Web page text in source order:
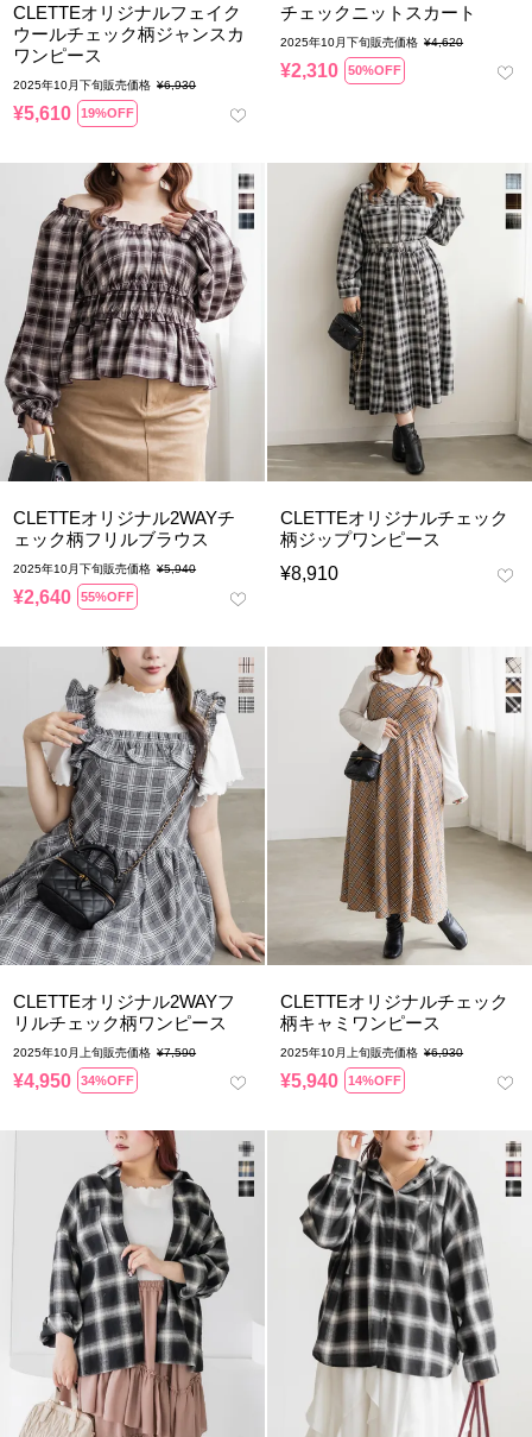
CLETTEオリジナルフェイク
ウールチェック柄ジャンスカ
ワンピース
2025年10月下旬販売価格 ¥6,930
¥5,610 19%OFF
チェックニットスカート
2025年10月下旬販売価格 ¥4,620
¥2,310 50%OFF
CLETTEオリジナル2WAYチ
ェック柄フリルブラウス
2025年10月下旬販売価格 ¥5,940
¥2,640 55%OFF
CLETTEオリジナルチェック
柄ジップワンピース
¥8,910
CLETTEオリジナル2WAYフ
リルチェック柄ワンピース
2025年10月上旬販売価格 ¥7,590
¥4,950 34%OFF
CLETTEオリジナルチェック
柄キャミワンピース
2025年10月上旬販売価格 ¥6,930
¥5,940 14%OFF